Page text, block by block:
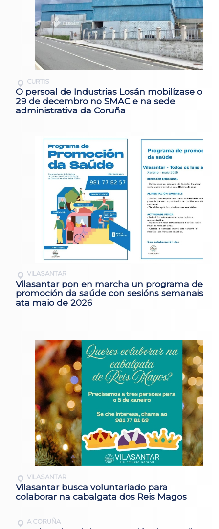
CURTIS
O persoal de Industrias Losán mobilízase o
29 de decembro no SMAC e na sede
administrativa da Coruña
VILASANTAR
Vilasantar pon en marcha un programa de
promoción da saúde con sesións semanais
ata maio de 2026
VILASANTAR
Vilasantar busca voluntariado para
colaborar na cabalgata dos Reis Magos
A CORUÑA